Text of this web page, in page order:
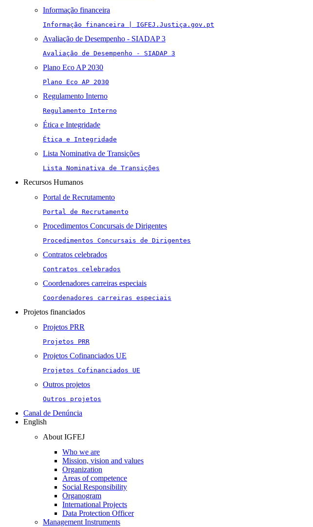
Informação financeira
Informação financeira | IGFEJ.Justiça.gov.pt
Avaliação de Desempenho - SIADAP 3
Avaliação de Desempenho - SIADAP 3
Plano Eco AP 2030
Plano Eco AP 2030
Regulamento Interno
Regulamento Interno
Ética e Integridade
Ética e Integridade
Lista Nominativa de Transições
Lista Nominativa de Transições
Recursos Humanos
Portal de Recrutamento
Portal de Recrutamento
Procedimentos Concursais de Dirigentes
Procedimentos Concursais de Dirigentes
Contratos celebrados
Contratos celebrados
Coordenadores carreiras especiais
Coordenadores carreiras especiais
Projetos financiados
Projetos PRR
Projetos PRR
Projetos Cofinanciados UE
Projetos Cofinanciados UE
Outros projetos
Outros projetos
Canal de Denúncia
English
About IGFEJ
Who we are
Mission, vision and values
Organization
Areas of competence
Social Responsibility
Organogram
International Projects
Data Protection Officer
Management Instruments